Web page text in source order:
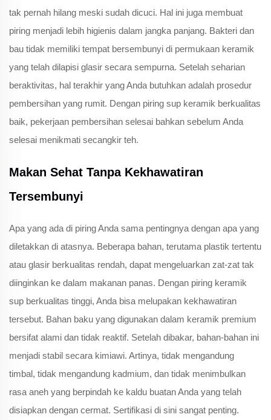
tak pernah hilang meski sudah dicuci. Hal ini juga membuat
piring menjadi lebih higienis dalam jangka panjang. Bakteri dan
bau tidak memiliki tempat bersembunyi di permukaan keramik
yang telah dilapisi glasir secara sempurna. Setelah seharian
beraktivitas, hal terakhir yang Anda butuhkan adalah prosedur
pembersihan yang rumit. Dengan piring sup keramik berkualitas
baik, pekerjaan pembersihan selesai bahkan sebelum Anda
selesai menikmati secangkir teh.
Makan Sehat Tanpa Kekhawatiran
Tersembunyi
Apa yang ada di piring Anda sama pentingnya dengan apa yang
diletakkan di atasnya. Beberapa bahan, terutama plastik tertentu
atau glasir berkualitas rendah, dapat mengeluarkan zat-zat tak
diinginkan ke dalam makanan panas. Dengan piring keramik
sup berkualitas tinggi, Anda bisa melupakan kekhawatiran
tersebut. Bahan baku yang digunakan dalam keramik premium
bersifat alami dan tidak reaktif. Setelah dibakar, bahan-bahan ini
menjadi stabil secara kimiawi. Artinya, tidak mengandung
timbal, tidak mengandung kadmium, dan tidak menimbulkan
rasa aneh yang berpindah ke kaldu buatan Anda yang telah
disiapkan dengan cermat. Sertifikasi di sini sangat penting.